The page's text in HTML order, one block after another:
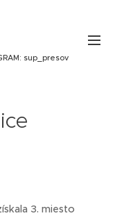
sup_presov
3. miesto